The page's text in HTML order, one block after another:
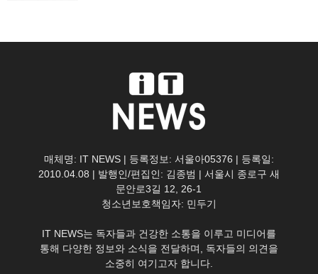
매체명: IT NEWS | 등록정보: 서울아05376 | 등록일:
2010.04.08 | 발행인/편집인: 김종범 | 서울시 종로구 새
문안로3길 12, 26-1
청소년보호책임자: 민두기
IT NEWS는 독자들과 건강한 소통을 이루고 미디어를
통해 다양한 정보와 소식을 전달하며, 독자들의 의견을
소중히 여기고자 합니다.